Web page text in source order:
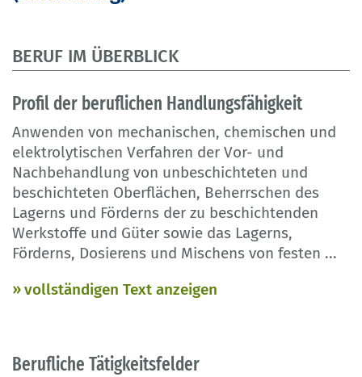
BERUF IM ÜBERBLICK
Profil der beruflichen Handlungsfähigkeit
Anwenden von mechanischen, chemischen und
elektrolytischen Verfahren der Vor- und
Nachbehandlung von unbeschichteten und
beschichteten Oberflächen, Beherrschen des
Lagerns und Förderns der zu beschichtenden
Werkstoffe und Güter sowie das Lagerns,
Förderns, Dosierens und Mischens von festen ...
vollständigen Text anzeigen
Berufliche Tätigkeitsfelder